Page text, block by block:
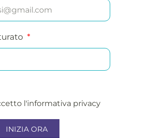
l'informativa privacy
INIZIA ORA